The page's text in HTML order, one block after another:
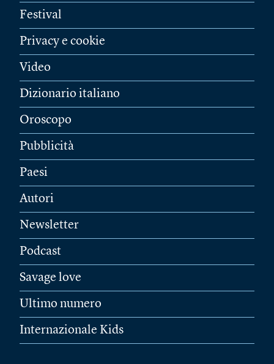
Festival
Privacy e cookie
Video
Dizionario italiano
Oroscopo
Pubblicità
Paesi
Autori
Newsletter
Podcast
Savage love
Ultimo numero
Internazionale Kids